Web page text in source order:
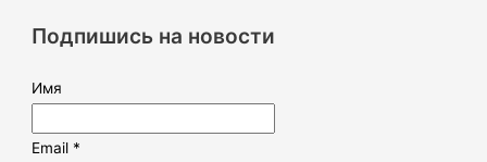
:Подпишись на новости
Имя
Email *